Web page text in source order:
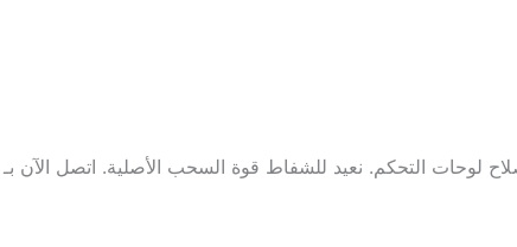
لوحات التحكم. نعيد للشفاط قوة السحب الأصلية. اتصل الآن بـ